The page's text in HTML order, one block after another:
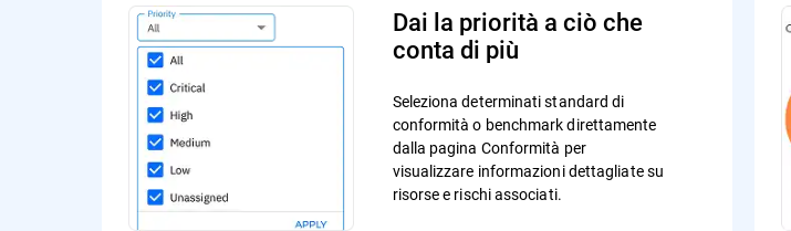
Dai la priorità a ciò che
conta di più
Seleziona determinati standard di
conformità o benchmark direttamente
dalla pagina Conformità per
visualizzare informazioni dettagliate su
risorse e rischi associati.